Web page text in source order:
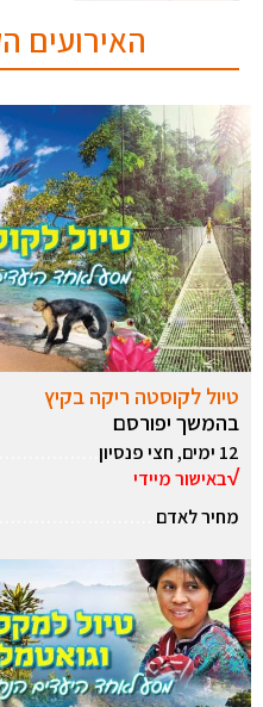
האירועים
טיול לקוסטה ריקה בקיץ
בהמשך יפורסם
12 ימים, חצי פנסיון
√באישור מיידי
מחיר לאדם